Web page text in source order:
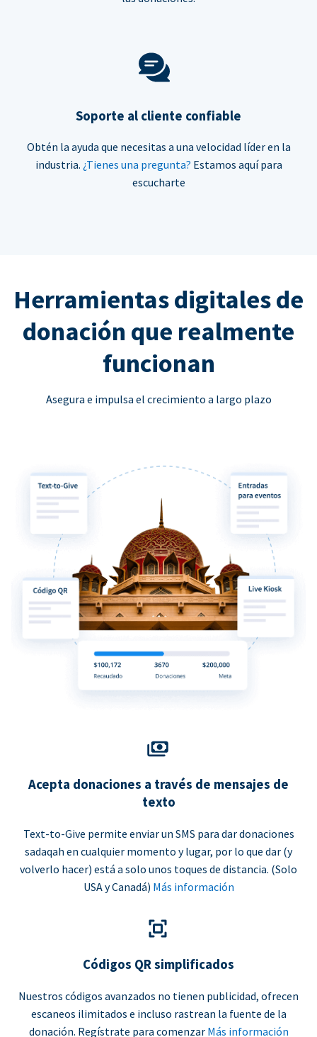
Soporte al cliente confiable
Obtén la ayuda que necesitas a una velocidad líder en la
industria. ¿Tienes una pregunta? Estamos aquí para
escucharte
Herramientas digitales de
donación que realmente
funcionan
Asegura e impulsa el crecimiento a largo plazo
Acepta donaciones a través de mensajes de
texto
Text-to-Give permite enviar un SMS para dar donaciones
sadaqah en cualquier momento y lugar, por lo que dar (y
volverlo hacer) está a solo unos toques de distancia. (Solo
USA y Canadá) Más información
Códigos QR simplificados
Nuestros códigos avanzados no tienen publicidad, ofrecen
escaneos ilimitados e incluso rastrean la fuente de la
donación. Regístrate para comenzar Más información